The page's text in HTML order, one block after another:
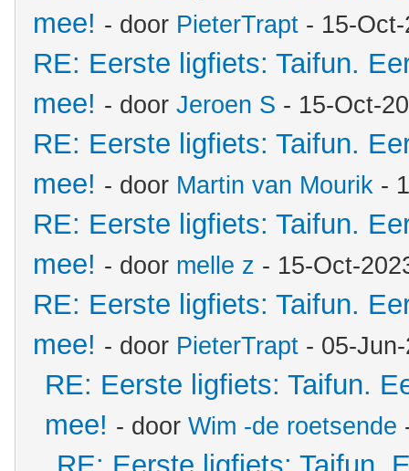
mee! - door PieterTrapt - 15-
RE: Eerste ligfiets: Taifun.
mee! - door Jeroen S - 15-Oct-
RE: Eerste ligfiets: Taifun.
mee! - door Martin van Mourik -
RE: Eerste ligfiets: Taifun.
mee! - door melle z - 15-Oct-
RE: Eerste ligfiets: Taifun.
mee! - door PieterTrapt - 05-
RE: Eerste ligfiets: Taifun.
mee! - door Wim -de roetsende